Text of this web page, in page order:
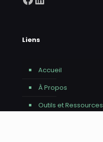
Liens
Accueil
À Propos
Outils et Ressources